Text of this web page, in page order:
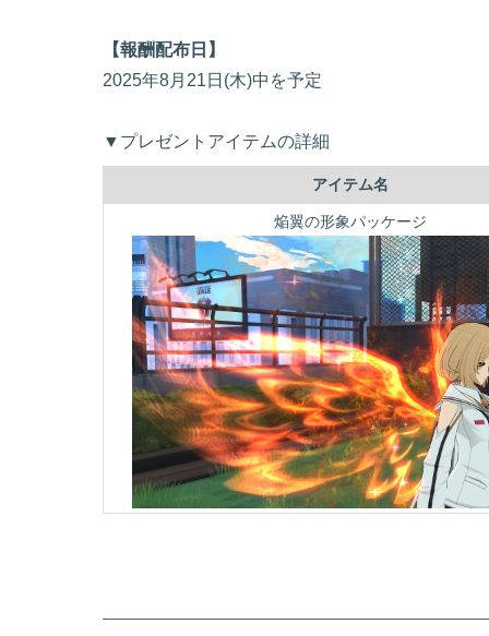
【報酬配布日】
2025年8月21日(木)中を予定
▼プレゼントアイテムの詳細
アイテム名
焔翼の形象パッケージ